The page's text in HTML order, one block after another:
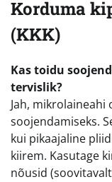
Korduma
(KKK)
Kas toidu
tervislik?
Jah,
soojendamiseks.
kui pikaajaline
kiirem. Kasutage
nõusid